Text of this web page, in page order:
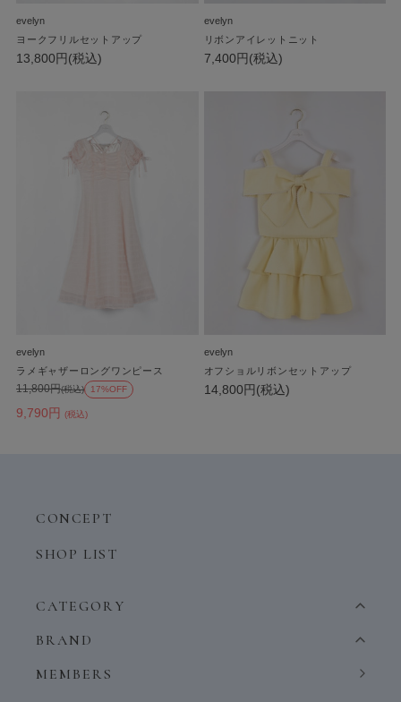
evelyn
ヨークフリルセットアップ
13,800円(税込)
evelyn
リボンアイレットニット
7,400円(税込)
evelyn
ラメギャザーロングワンピース
9,790円 (税込)
11,800円(税込) 17%OFF
evelyn
オフショルリボンセットアップ
14,800円(税込)
CONCEPT
SHOP LIST
CATEGORY
BRAND
MEMBERS